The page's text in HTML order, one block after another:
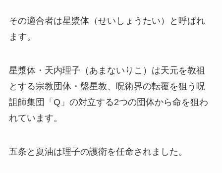
その適合者は星漿体（せいしょうたい）と呼ばれ
ます。
星漿体・天内理子（あまないりこ）は天元を教祖
とする宗教団体・盤星教、呪術界の転覆を狙う呪
詛師集団「Q」の対立する2つの団体から命を狙わ
れています。
五条と夏油は理子の護衛を任命されました。